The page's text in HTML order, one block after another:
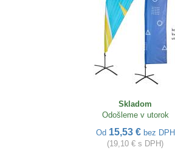
Skladom
Odošleme v utorok
Od 15,53 € bez DPH
(19,10 € s DPH)